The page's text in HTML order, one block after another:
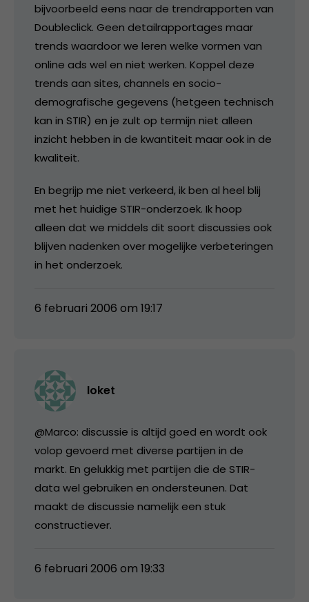
bijvoorbeeld eens naar de trendrapporten van
Doubleclick. Geen detailrapportages maar
trends waardoor we leren welke vormen van
online ads wel en niet werken. Koppel deze
trends aan sites, channels en socio-
demografische gegevens (hetgeen technisch
kan in STIR) en je zult op termijn niet alleen
inzicht hebben in de kwantiteit maar ook in de
kwaliteit.
En begrijp me niet verkeerd, ik ben al heel blij
met het huidige STIR-onderzoek. Ik hoop
alleen dat we middels dit soort discussies ook
blijven nadenken over mogelijke verbeteringen
in het onderzoek.
6 februari 2006 om 19:17
loket
@Marco: discussie is altijd goed en wordt ook
volop gevoerd met diverse partijen in de
markt. En gelukkig met partijen die de STIR-
data wel gebruiken en ondersteunen. Dat
maakt de discussie namelijk een stuk
constructiever.
6 februari 2006 om 19:33